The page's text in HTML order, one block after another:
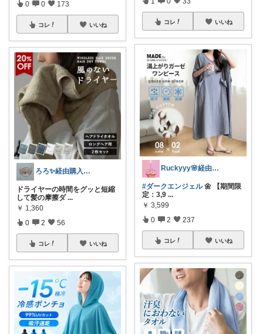
0 0 173
コレ いいね
ろろ✨経由購入感謝✨
ドライヤーの時間をグッと短縮
して髪の摩擦ダ ...
￥ 1,360
0 2 56
コレ いいね
コレ いいね
Ruckyyy🌸経由感謝🙇‍♀️✨
#ダークエンジェル🌼 【期間限
定：3,9 ...
￥ 3,599
0 2 237
コレ いいね